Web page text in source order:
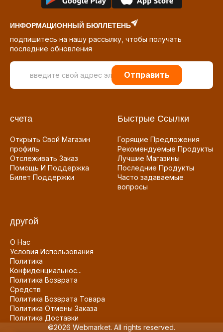
ИНФОРМАЦИОННЫЙ БЮЛЛЕТЕНЬ
подпишитесь на нашу рассылку, чтобы получать
последние обновления
Отправить
счета
Открыть Свой Магазин
профиль
Отслеживать Заказ
Помощь И Поддержка
Билет Поддержки
Быстрые Ссылки
Горящие Предложения
Рекомендуемые Продукты
Лучшие Магазины
Последние Продукты
Часто задаваемые
вопросы
другой
О Нас
Условия Использования
Политика
Конфиденциальнос...
Политика Возврата
Средств
Политика Возврата Товара
Политика Отмены Заказа
Политика Доставки
©2026 Webmarket. All rights reserved.